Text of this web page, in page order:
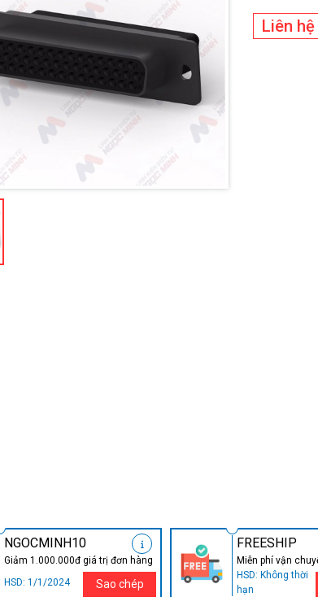
Liên hệ
NGOCMINH10
Giảm 1.000.000đ giá trị đơn hàng
HSD: 1/1/2024
Sao chép
FREESHIP
Miễn phí vận
HSD: Không thời
hạn